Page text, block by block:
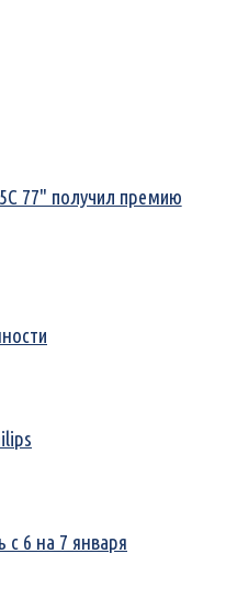
77" получил премию
с 6 на 7 января